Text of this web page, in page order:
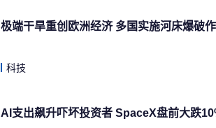
极端干旱重创欧洲经济 多国实施河床爆破
科技
AI支出飙升吓坏投资者 SpaceX盘前大跌